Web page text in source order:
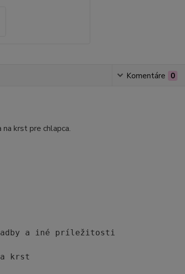
Komentáre 0
krst pre chlapca.
a iné príležitosti
krst